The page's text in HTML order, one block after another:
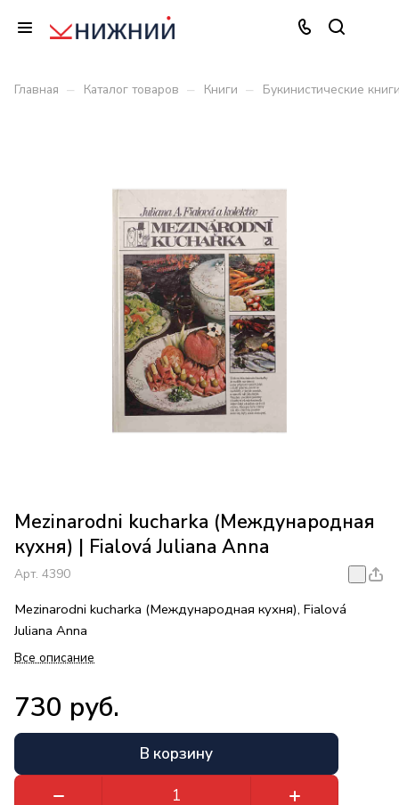
Главная – Каталог товаров – Книги – Букинистические
Mezinarodni kucharka (Международная
кухня) | Fialová Juliana Anna
Арт. 4390
Mezinarodni kucharka (Международная кухня), Fialová
Juliana Anna
Все описание
730 руб.
В корзину